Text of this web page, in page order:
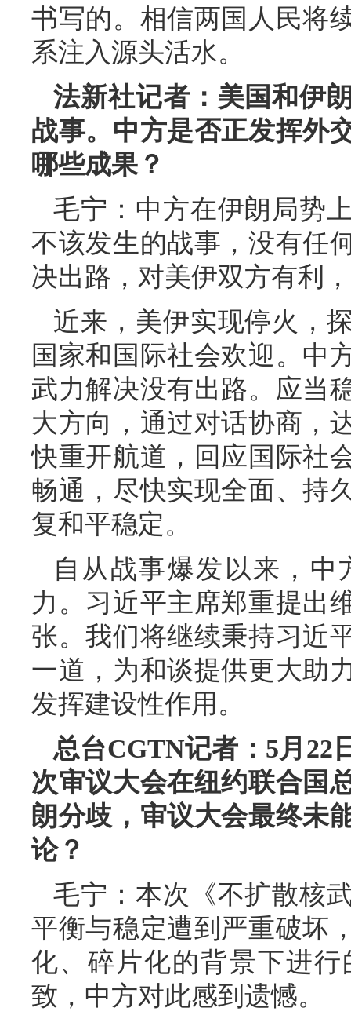
书写的。相信两国人民将
系注入源头活水。
法新社记者：美国和伊
战事。中方是否正发挥外
哪些成果？
毛宁：中方在伊朗局势
不该发生的战事，没有任
决出路，对美伊双方有利
近来，美伊实现停火，
国家和国际社会欢迎。中
武力解决没有出路。应当
大方向，通过对话协商，
快重开航道，回应国际社
畅通，尽快实现全面、持
复和平稳定。
自从战事爆发以来，
力。习近平主席郑重提出
张。我们将继续秉持习近
一道，为和谈提供更大助
发挥建设性作用。
总台CGTN记者：5月22
次审议大会在纽约联合国
朗分歧，审议大会最终未
论？
毛宁：本次《不扩散核
平衡与稳定遭到严重破坏
化、碎片化的背景下进
致，中方对此感到遗憾。